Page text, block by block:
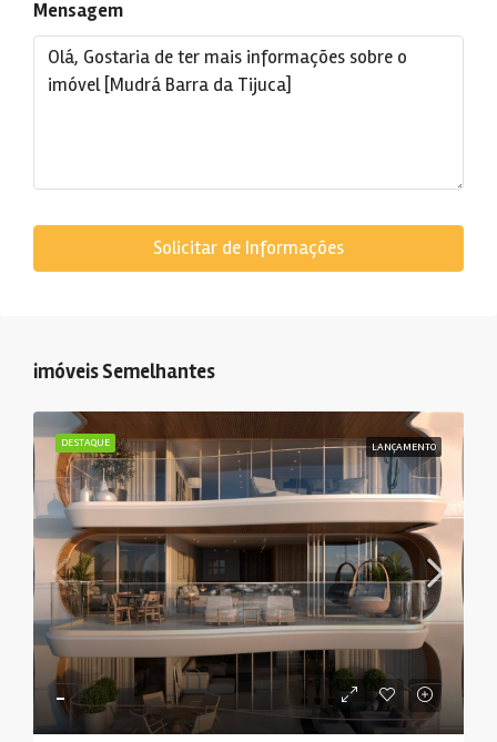
Mensagem
Solicitar de Informações
imóveis Semelhantes
DESTAQUE LANÇAMENTO
-